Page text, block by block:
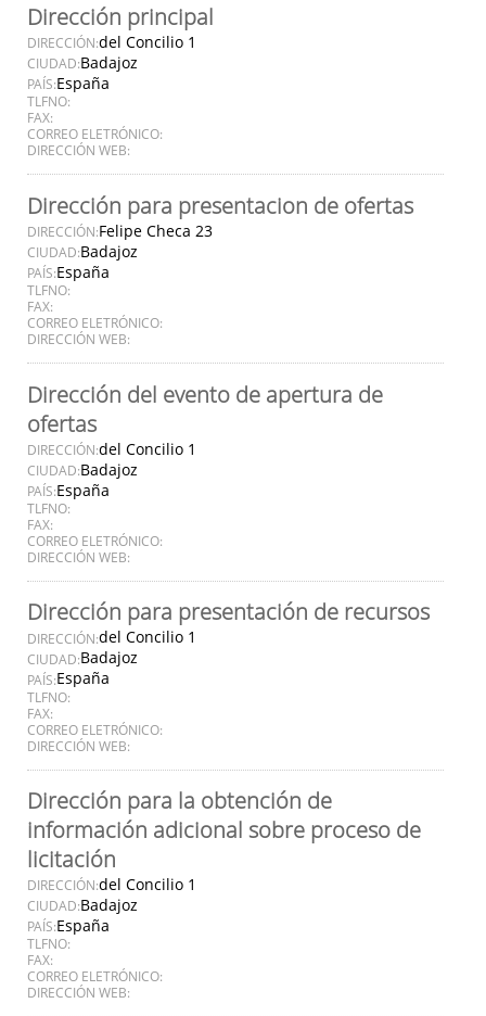
Dirección principal
DIRECCIÓN:del Concilio 1
CIUDAD:Badajoz
PAÍS:España
TLFNO:
FAX:
CORREO ELETRÓNICO:
DIRECCIÓN WEB:
Dirección para presentacion de ofertas
DIRECCIÓN:Felipe Checa 23
CIUDAD:Badajoz
PAÍS:España
TLFNO:
FAX:
CORREO ELETRÓNICO:
DIRECCIÓN WEB:
Dirección del evento de apertura de
ofertas
DIRECCIÓN:del Concilio 1
CIUDAD:Badajoz
PAÍS:España
TLFNO:
FAX:
CORREO ELETRÓNICO:
DIRECCIÓN WEB:
Dirección para presentación de recursos
DIRECCIÓN:del Concilio 1
CIUDAD:Badajoz
PAÍS:España
TLFNO:
FAX:
CORREO ELETRÓNICO:
DIRECCIÓN WEB:
Dirección para la obtención de
información adicional sobre proceso de
licitación
DIRECCIÓN:del Concilio 1
CIUDAD:Badajoz
PAÍS:España
TLFNO:
FAX:
CORREO ELETRÓNICO:
DIRECCIÓN WEB: